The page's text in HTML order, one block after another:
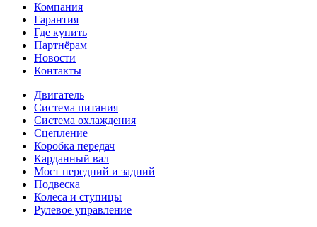
Компания
Гарантия
Где купить
Партнёрам
Новости
Контакты
Двигатель
Система питания
Система охлаждения
Сцепление
Коробка передач
Карданный вал
Мост передний и задний
Подвеска
Колеса и ступицы
Рулевое управление